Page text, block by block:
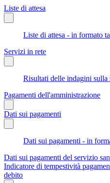
Liste di attesa
Liste di attesa - in formato
Servizi in rete
Risultati delle indagini sulla
Pagamenti dell'amministrazione
Dati sui pagamenti
Dati sui pagamenti - in
Dati sui pagamenti del servizio
Indicatore di tempestività
debito